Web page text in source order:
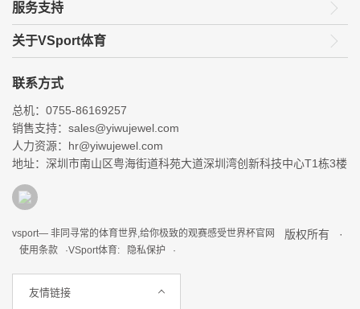
联系方式
总机：0755-86169257
销售支持：sales@yiwujewel.com
人力资源：hr@yiwujewel.com
地址：深圳市南山区粤海街道科苑大道深圳湾创新科技中心T1栋3楼
服务支持
关于VSport体育
vsport— 非同寻常的体育世界,给你极致的观赛感受世界杯官网 版权所有 ·
使用条款 ·VSport体育: 隐私保护 ·
友情链接